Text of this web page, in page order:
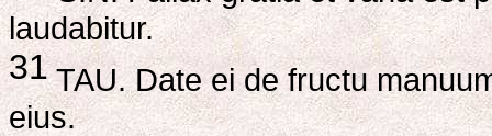
laudabitur.
31TAU. Date ei de fructu
eius.